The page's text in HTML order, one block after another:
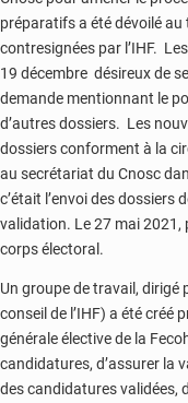
préparatifs a été dévoilé au
contresignées par l’IHF.
19 décembre désireux de
demande mentionnant le
d’autres dossiers. Les
dossiers conforment à la
au secrétariat du Cnosc
c’était l’envoi des dossiers
validation. Le 27 mai
corps électoral.
Un groupe de travail, dirigé
conseil de l’IHF) a été créé
générale élective de la
candidatures, d’assurer la
des candidatures validées,